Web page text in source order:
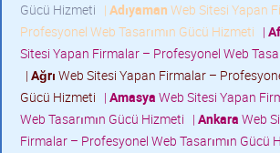
Gücü Hizmeti | Adıyaman Web Sitesi Yapan
Profesyonel Web Tasarımın Gücü Hizmeti |
Sitesi Yapan Firmalar – Profesyonel Web
| Ağrı Web Sitesi Yapan Firmalar –
Gücü Hizmeti | Amasya Web Sitesi Yapan
Web Tasarımın Gücü Hizmeti | Ankara Web
Firmalar – Profesyonel Web Tasarımın Gücü